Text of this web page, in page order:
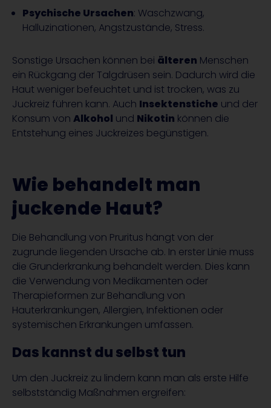
Psychische Ursachen: Waschzwang,
Halluzinationen, Angstzustände, Stress.
Sonstige Ursachen können bei älteren Menschen
ein Rückgang der Talgdrüsen sein. Dadurch wird die
Haut weniger befeuchtet und ist trocken, was zu
Juckreiz führen kann. Auch Insektenstiche und der
Konsum von Alkohol und Nikotin können die
Entstehung eines Juckreizes begünstigen.
Wie behandelt man
juckende Haut?
Die Behandlung von Pruritus hängt von der
zugrunde liegenden Ursache ab. In erster Linie muss
die Grunderkrankung behandelt werden. Dies kann
die Verwendung von Medikamenten oder
Therapieformen zur Behandlung von
Hauterkrankungen, Allergien, Infektionen oder
systemischen Erkrankungen umfassen.
Das kannst du selbst tun
Um den Juckreiz zu lindern kann man als erste Hilfe
selbstständig Maßnahmen ergreifen: